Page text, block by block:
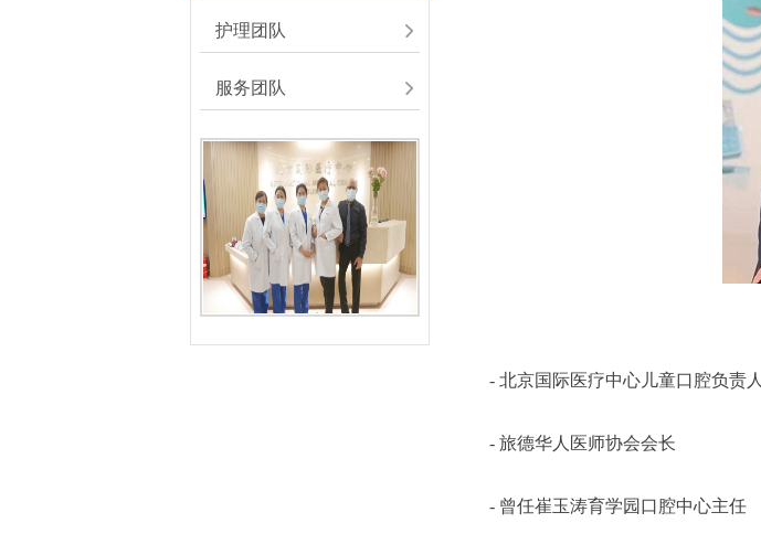
护理团队
服务团队
- 北京国际医疗中心儿童口腔负责人
- 旅德华人医师协会会长
- 曾任崔玉涛育学园口腔中心主任